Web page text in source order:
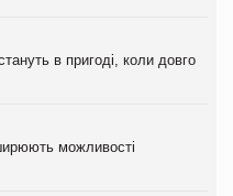
в пригоді, коли довго
можливості